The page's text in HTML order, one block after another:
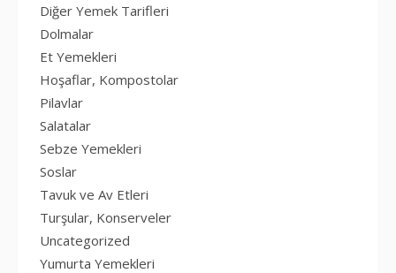
Diğer Yemek Tarifleri
Dolmalar
Et Yemekleri
Hoşaflar, Kompostolar
Pilavlar
Salatalar
Sebze Yemekleri
Soslar
Tavuk ve Av Etleri
Turşular, Konserveler
Uncategorized
Yumurta Yemekleri